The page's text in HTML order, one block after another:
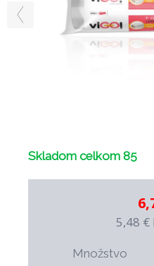
Skladom celkom 85
5,48 €
Množstvo